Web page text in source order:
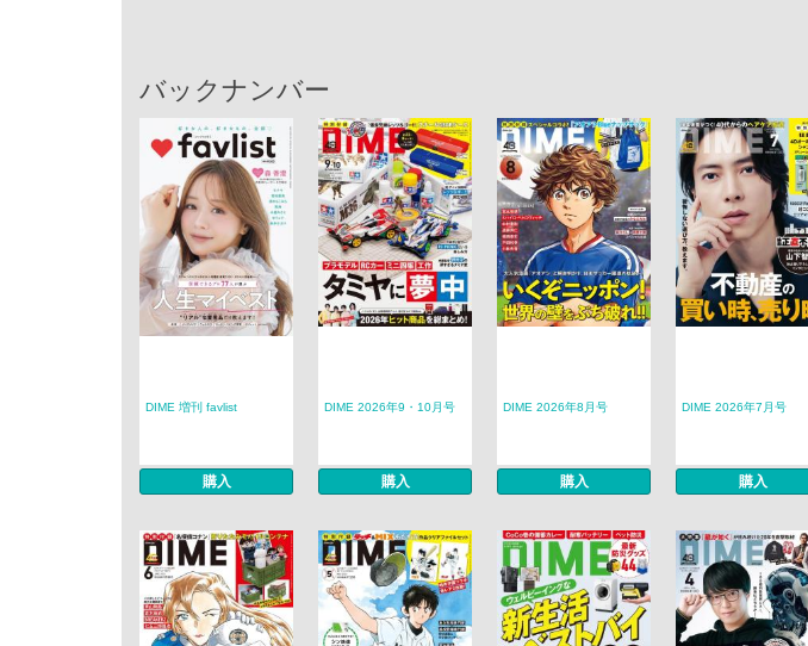
バックナンバー
DIME 増刊 favlist
購入
DIME 2026年9・10月号
購入
DIME 2026年8月号
購入
DIME 2026年7月号
購入